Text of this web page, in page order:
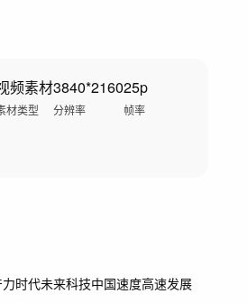
频素材
材类型
3840*2160
分辨率
25p
帧率
时代未来科技中国速度高速发展